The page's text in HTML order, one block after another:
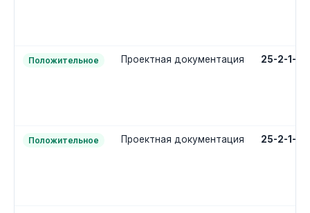
Положительное Проектная документация 25-2-1-
Положительное Проектная документация 25-2-1-